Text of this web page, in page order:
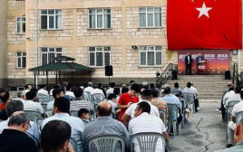
Yaşam
VEFATLAR